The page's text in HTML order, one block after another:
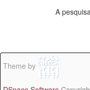
A
Theme by